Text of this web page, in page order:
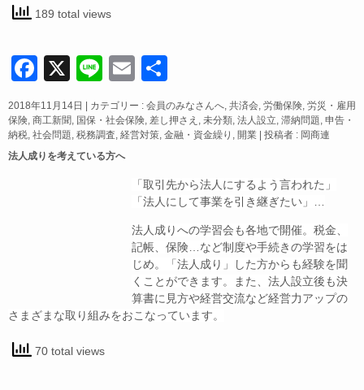
189 total views
F
a
c
e
X
Li
n
e
E
m
ail
有
2018年11月14日 カテゴリー : 会員のみなさんへ, 共済会, 労働保険, 労災・雇用
保険, 商工新聞, 国保・社会保険, 差し押さえ , 未分類, 法人設立, 滞納問題, 申告・
納税, 社会問題, 税務調査, 経営対策, 金融・資金繰り , 開業
投稿者 : 岡商連
法人成りを考えている方へ
「取引先から法人にするよう言われた」
「法人にして事業を引き継ぎたい」…
法人成りへの学習会も各地で開催。税金、
記帳、保険…など制度や手続きの学習をは
じめ。「法人成り」した方からも経験を聞
くことができます。また、法人設立後も決
算書に見方や経営交流など経営力アップの
さまざまな取り組みをおこなっています。
70 total views